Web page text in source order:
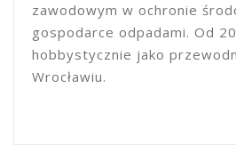
zawodowym w ochronie
gospodarce odpadami. Od
hobbystycznie jako
Wrocławiu.